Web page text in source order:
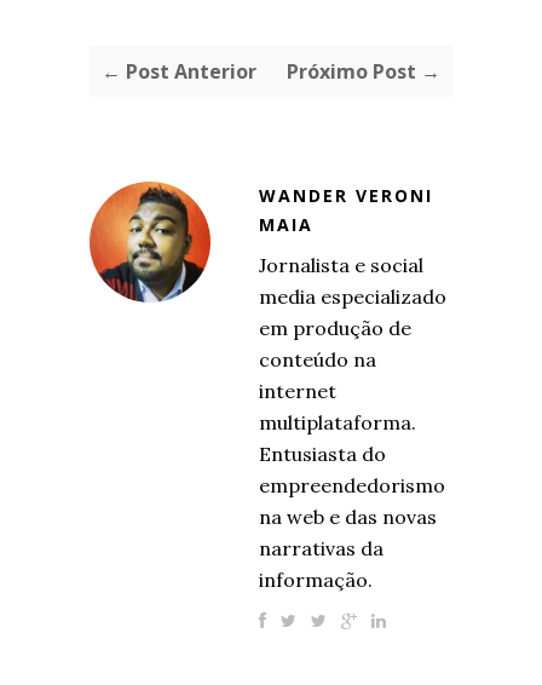
← Post Anterior Próximo Post →
WANDER VERONI
MAIA
Jornalista e social
media especializado
em produção de
conteúdo na
internet
multiplataforma.
Entusiasta do
empreendedorismo
na web e das novas
narrativas da
informação.